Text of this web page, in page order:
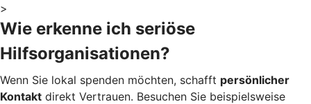
>
Wie erkenne ich seriöse
Hilfsorganisationen?
Wenn Sie lokal spenden möchten, schafft persönlicher
Kontakt direkt Vertrauen. Besuchen Sie beispielsweise